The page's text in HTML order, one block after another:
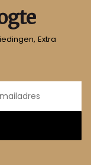
Extra